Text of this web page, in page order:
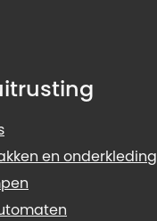
en onderkleding